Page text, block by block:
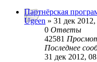
Партнёрская
Ugeen » 31 дек 2012,
0 Ответы
42581
Последнее
31 дек 2012,